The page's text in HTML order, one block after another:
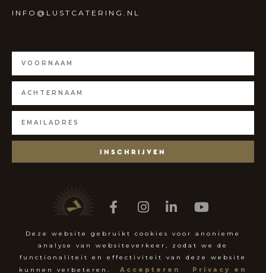
INFO@LUSTCATERING.NL
INSCHRIJVEN
Deze website gebruikt cookies voor anonieme
analyse van websiteverkeer, zodat we de
functionaliteit en effectiviteit van deze website
kunnen verbeteren.
Accepteren Privacy en